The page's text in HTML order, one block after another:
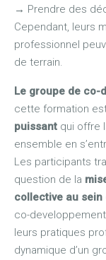
→ Prendre des
Cependant, leurs
professionnel
de terrain.
Le groupe de co-
cette formation
puissant qui offre
ensemble en
Les participants
question de la
collective au
co-
leurs pratiques
dynamique d’un